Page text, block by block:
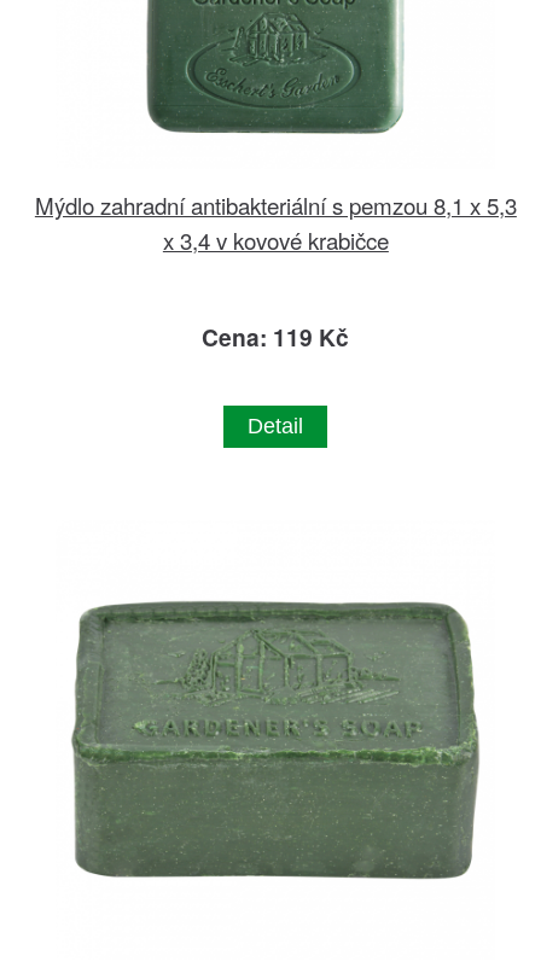
Mýdlo zahradní antibakteriální s pemzou 8,1 x 5,3
x 3,4 v kovové krabičce
Cena: 119 Kč
Detail